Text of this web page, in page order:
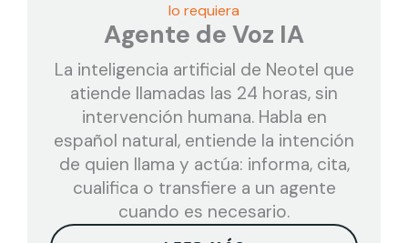
Agente de Voz IA
La inteligencia artificial de Neotel que
atiende llamadas las 24 horas, sin
intervención humana. Habla en
español natural, entiende la intención
de quien llama y actúa: informa, cita,
cualifica o transfiere a un agente
cuando es necesario.